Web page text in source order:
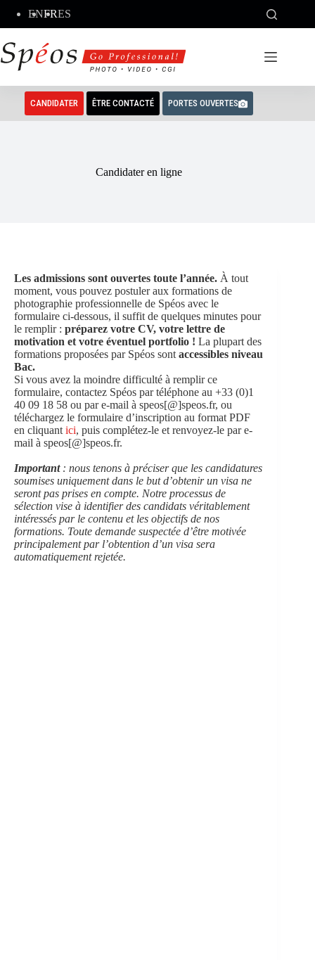
contenu
ENFRES
CANDIDATER ÊTRE CONTACTÉ PORTES OUVERTES
Candidater en ligne
Les admissions sont ouvertes toute l’année. À tout
moment, vous pouvez postuler aux formations de
photographie professionnelle de Spéos avec le
formulaire ci-dessous, il suffit de quelques minutes pour
le remplir : préparez votre CV, votre lettre de
motivation et votre éventuel portfolio ! La plupart des
formations proposées par Spéos sont accessibles niveau
Bac.
Si vous avez la moindre difficulté à remplir ce
formulaire, contactez Spéos par téléphone au +33 (0)1
40 09 18 58 ou par e-mail à speos[@]speos.fr, ou
téléchargez le formulaire d’inscription au format PDF
en cliquant ici, puis complétez-le et renvoyez-le par e-
mail à speos[@]speos.fr.
Important: nous tenons à préciser que les candidatures
soumises uniquement dans le but d’obtenir un visa ne
seront pas prises en compte. Notre processus de
sélection vise à identifier des candidats véritablement
intéressés par le contenu et les objectifs de nos
formations. Toute demande suspectée d’être motivée
principalement par l’obtention d’un visa sera
automatiquement rejetée.